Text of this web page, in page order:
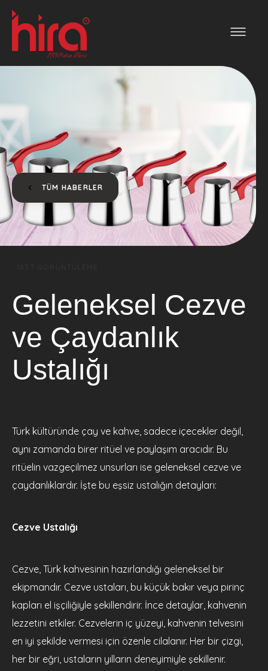
Geleneksel Cezve
ve Çaydanlık
Ustalığı
TÜM HABERLER
Türk kültüründe çay ve kahve, sadece içecekler değil,
aynı zamanda birer ritüel ve paylaşım aracıdır. Bu
ritüelin vazgeçilmez unsurları ise geleneksel cezve ve
çaydanlıklardır. İşte bu eşsiz ustalığın detayları:
Cezve Ustalığı
Cezve, Türk kahvesinin hazırlandığı geleneksel bir
ekipmandır. Cezve ustaları, bu küçük bakır veya pirinç
kapları el işçiliğiyle şekillendirir. İnce detaylar, kahvenin
lezzetini etkiler. Cezvelerin iç yüzeyi, kahvenin telvesini
en iyi şekilde vermesi için özenle cilalanır. Her bir çizgi,
her bir eğri, ustaların yılların deneyimiyle şekillenir.